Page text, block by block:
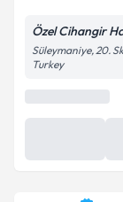
Özel Cihangir
Süleymaniye, 20.
Turkey